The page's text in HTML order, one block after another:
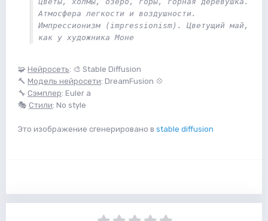
Атмосфера легкости и воздушности.
Импрессионизм (impressionism). Цветущий май,
как у художника Моне
🧩 Нейросеть: 🎨 Stable Diffusion
🔨 Модель нейросети: DreamFusion 💠
🔧 Сэмплер: Euler a
🎭 Стили: No style
Это изображение сгенерировано в stable diffusion